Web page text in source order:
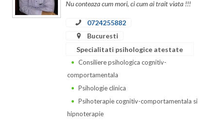
Nu conteaza cum mori, ci cum ai trait viata !!!
0724255882
Bucuresti
Specialitati psihologice atestate
Consiliere psihologica cognitiv-
comportamentala
Psihologie clinica
Psihoterapie cognitiv-comportamentala si
hipnoterapie